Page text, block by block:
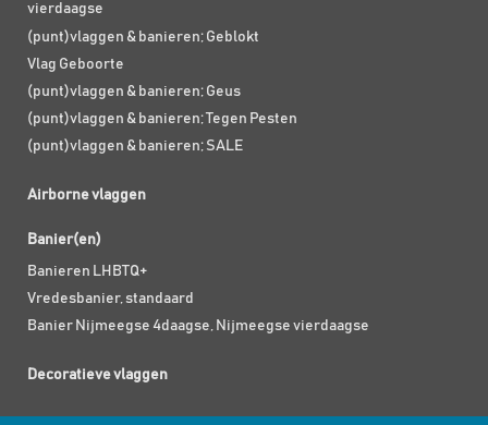
vierdaagse
(punt)vlaggen & banieren; Geblokt
Vlag Geboorte
(punt)vlaggen & banieren; Geus
(punt)vlaggen & banieren; Tegen Pesten
(punt)vlaggen & banieren; SALE
Airborne vlaggen
Banier(en)
Banieren LHBTQ+
Vredesbanier, standaard
Banier Nijmeegse 4daagse, Nijmeegse vierdaagse
Decoratieve vlaggen